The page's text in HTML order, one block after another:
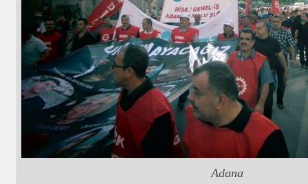
Adana